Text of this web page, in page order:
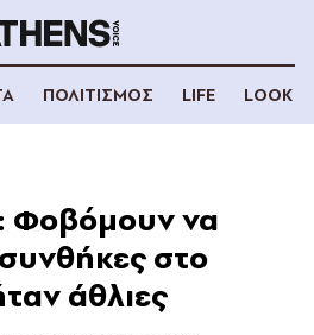
ΠΟΛΙΤΙΣΜΟΣ LIFE LOOK
Φοβόμουν να
στο
άθλιες